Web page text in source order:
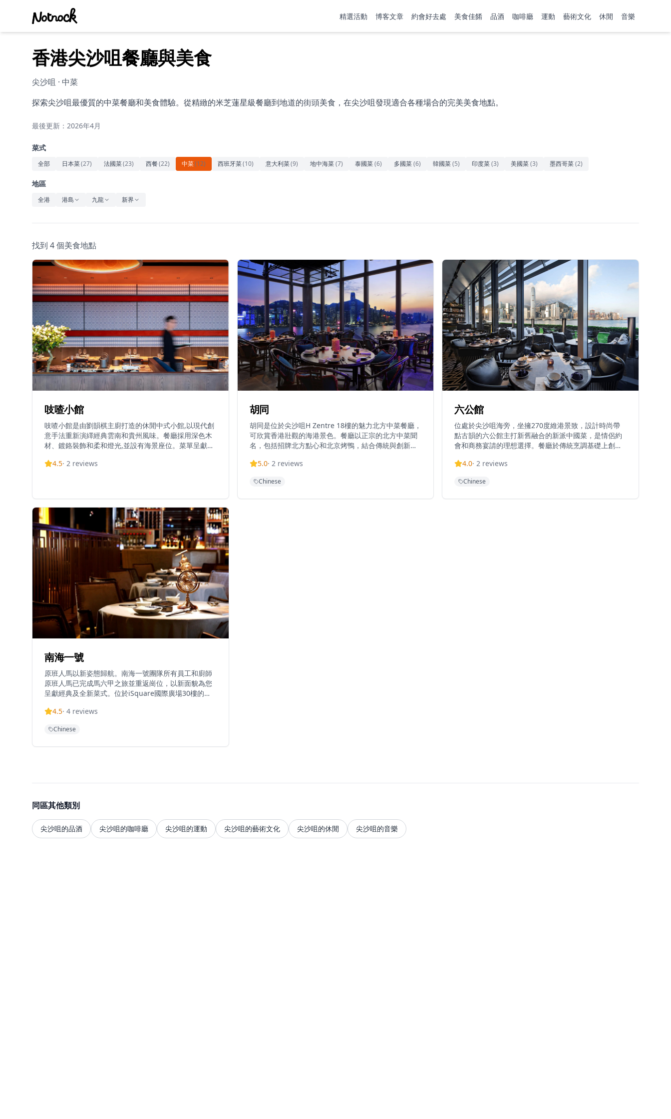
精選活動 博客文章 約會好去處 美食佳餚 品酒 咖啡廳 運動 藝術文化 休閒 音樂
香港尖沙咀餐廳與美食
尖沙咀 · 中菜
探索尖沙咀最優質的中菜餐廳和美食體驗。從精緻的米芝蓮星級餐廳到地道的街頭美食，在尖沙咀發現適合各種場合的完美美食地點。
最後更新：2026年4月
菜式
全部 日本菜(27) 法國菜(23) 西餐(22) 中菜(12) 西班牙菜(10) 意大利菜(9) 地中海菜(7) 泰國菜(6) 多國菜(6) 韓國菜(5) 印度菜(3) 美國菜(3) 墨西哥菜(2)
地區
全港 港島 九龍 新界
找到 4 個美食地點
吱喳小館
吱喳小館是由劉韻棋主廚打造的休閒中式小館,以現代創
意手法重新演繹經典雲南和貴州風味。餐廳採用深色木
材、鍍鉻裝飾和柔和燈光,並設有海景座位。菜單呈獻正
詮釋。招牌菜包括受貴州凱里啟發的酸辣牛尾湯。營業
沙咀/尖東地鐵站L1出口約1分鐘步行路程。吱喳小館由
Leading Nation Hospitality營運,為賓客呈獻中國西南
地區的大膽風味和溫暖款待。
4.5· 2 reviews
胡同
胡同是位於尖沙咀H Zentre 18樓的魅力北方中菜餐廳，
可欣賞香港壯觀的海港景色。餐廳以正宗的北方中菜聞
名，包括招牌北方點心和北京烤鴨，結合傳統與創新的
菜餐廳之一，獲得國際認可。餐廳擁有富有氛圍的裝潢
其優越的地理位置和迷人的景致，胡同提供高檔的用餐
5.0· 2 reviews
Chinese
六公館
位處於尖沙咀海旁，坐擁270度維港景致，設計時尚帶
點古韻的六公館主打新舊融合的新派中國菜，是情侶約
會和商務宴請的理想選擇。餐廳於傳統烹調基礎上創作
中菜的創新與傳統的完美結合。以高級粵菜著稱，餐廳
間還是夜晚，都能欣賞到維多利亞港的壯麗景色。六公
4.0· 2 reviews
Chinese
南海一號
原班人馬以新姿態歸航。南海一號團隊所有員工和廚師
原班人馬已完成馬六甲之旅並重返崗位，以新面貌為您
呈獻經典及全新菜式。位於iSquare國際廣場30樓的高
島和牛、雞尾酒及素食選擇。餐廳坐擁維多利亞港的壯
號以傳統粵菜精髓為基礎，結合現代烹飪技藝，創造出
還特別提供優質的魚翅鮑魚套餐，選用頂級食材，呈現
經過專業烹調，肉質鮮嫩多汁。餐廳的雞尾酒選擇豐
富，由專業調酒師精心調製，為傳統粵菜用餐體驗增添
現代元素。對於素食者，餐廳也提供多樣化的素食選
擇，確保每位客人都能享受滿意的用餐體驗。
4.5· 4 reviews
Chinese
同區其他類別
尖沙咀的品酒 尖沙咀的咖啡廳 尖沙咀的運動 尖沙咀的藝術文化 尖沙咀的休閒 尖沙咀的音樂